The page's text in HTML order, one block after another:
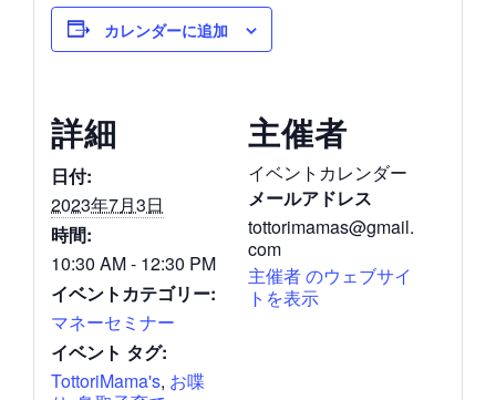
カレンダーに追加
詳細
日付:
2023年7月3日
時間:
10:30 AM - 12:30 PM
イベントカテゴリー:
マネーセミナー
イベント タグ:
TottoriMama's, お喋
主催者
イベントカレンダー
メールアドレス
tottorimamas@gmail.
com
主催者 のウェブサイ
トを表示